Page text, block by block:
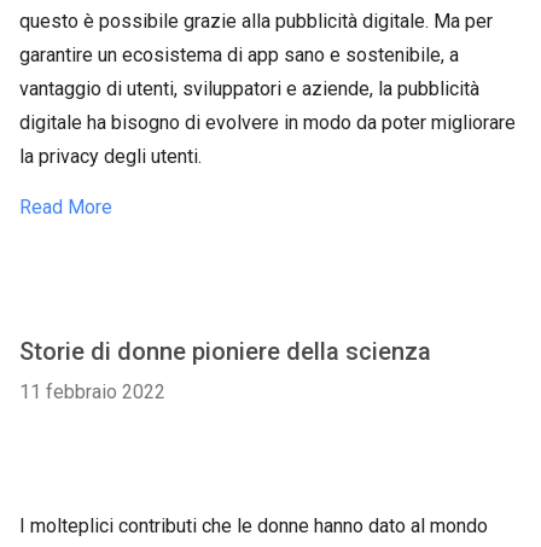
questo è possibile grazie alla pubblicità digitale. Ma per
garantire un ecosistema di app sano e sostenibile, a
vantaggio di utenti, sviluppatori e aziende, la pubblicità
digitale ha bisogno di evolvere in modo da poter migliorare
la privacy degli utenti.
Read More
Storie di donne pioniere della scienza
11 febbraio 2022
I molteplici contributi che le donne hanno dato al mondo